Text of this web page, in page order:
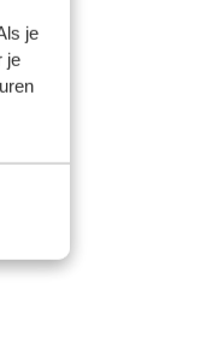
je
je